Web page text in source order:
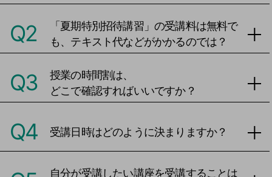
Q2
「夏期特別招待講習」の受講料は無料で
も、テキスト代などがかかるのでは？
Q3
授業の時間割は、
どこで確認すればいいですか？
Q4 受講日時はどのように決まりますか？
自分が受講したい講座を受講することは